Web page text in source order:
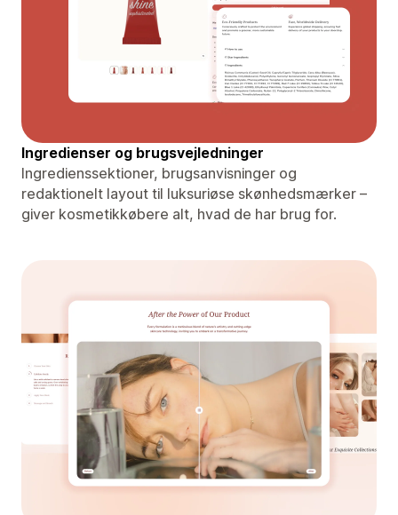
Ingredienser og brugsvejledninger
Ingredienssektioner, brugsanvisninger og
redaktionelt layout til luksuriøse skønhedsmærker –
giver kosmetikkøbere alt, hvad de har brug for.